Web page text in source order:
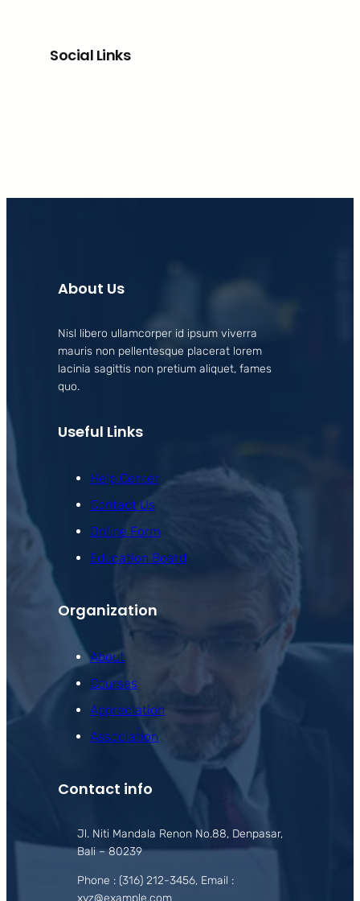
Social Links
About Us
Nisl libero ullamcorper id ipsum viverra
mauris non pellentesque placerat lorem
lacinia sagittis non pretium aliquet, fames
quo.
Useful Links
Help Center
Contact Us
Online Form
Education Board
Organization
About
Courses
Appreciation
Association
Contact info
Jl. Niti Mandala Renon No.88, Denpasar,
Bali – 80239
Phone : (316) 212-3456, Email :
xyz@example.com